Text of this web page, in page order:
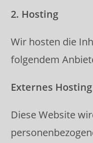
2. Hosting
Wir hosten die
folgendem
Externes Hosting
Diese Website